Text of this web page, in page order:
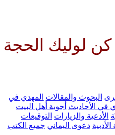
بن
المهدي في
أجوبة أهل البيت
التوقيعات
جميع الكتب